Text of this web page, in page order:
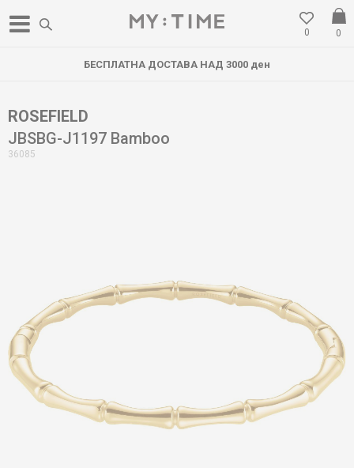
0
0
БЕСПЛАТНА ДОСТАВА НАД 3000 ден
ROSEFIELD
JBSBG-J1197 Bamboo
36085